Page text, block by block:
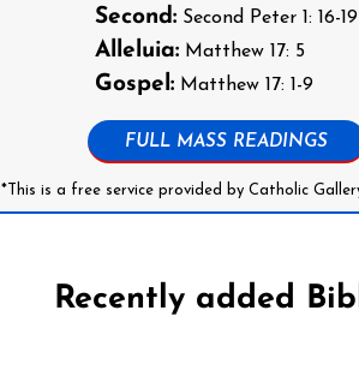
Second: Second Peter 1: 16-19
Alleluia: Matthew 17: 5
Gospel: Matthew 17: 1-9
FULL MASS READINGS
*This is a free service provided by Catholic
Recently added